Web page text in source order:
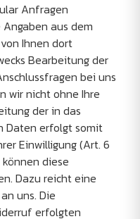
Anfragen
aus dem
Ihnen dort
Bearbeitung der
bei uns
wir nicht ohne Ihre
der in das
Daten erfolgt somit
Einwilligung (Art. 6
können diese
Dazu reicht eine
uns. Die
erfolgten